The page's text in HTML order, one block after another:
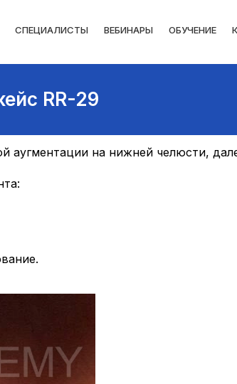
СПЕЦИАЛИСТЫ ВЕБИНАРЫ ОБУЧЕНИЕ
RR-29
аугментации на нижней челюсти,